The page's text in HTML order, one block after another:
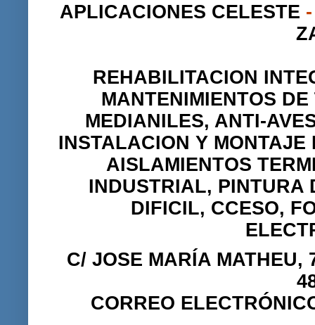
APLICACIONES CELESTE -
REHABILITACION
MANTENIMIENTOS
MEDIANILES, ANTI-
INSTALACION Y
AISLAMIENTOS
INDUSTRIAL, PINTURA
DIFICIL, CCESO,
C/ JOSE MARÍA MATHEU,
CORREO